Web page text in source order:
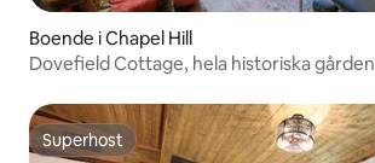
Boende i Chapel Hill
Dovefield Cottage, hela historiska gården
Superhost
Superhost